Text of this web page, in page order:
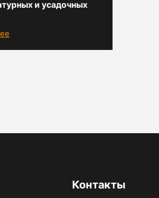
и усадочных
Контакты